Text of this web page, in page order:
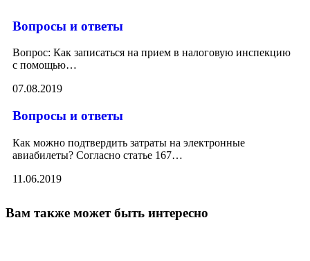
Вопросы и ответы
Вопрос: Как записаться на прием в налоговую инспекцию
с помощью…
07.08.2019
Вопросы и ответы
Как можно подтвердить затраты на электронные
авиабилеты? Согласно статье 167…
11.06.2019
Вам также может быть интересно